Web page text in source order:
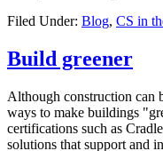
Filed Under: Blog, CS in
Build greener
Although construction can
ways to make buildings
certifications such as
solutions that support and